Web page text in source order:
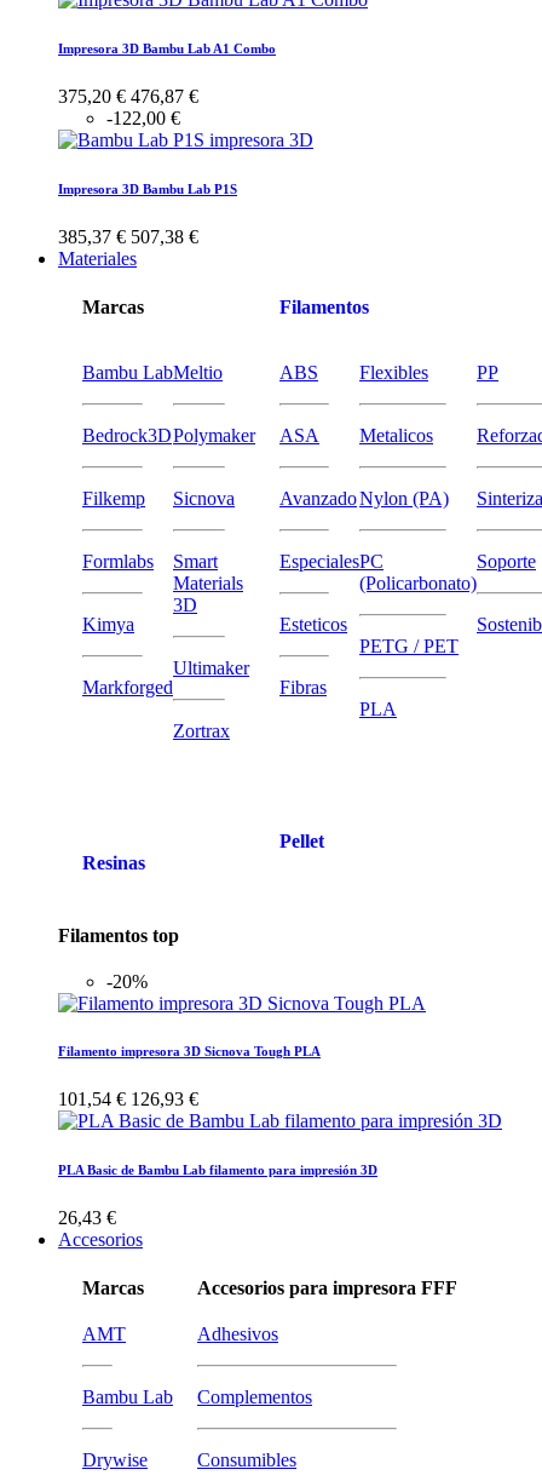
Impresora 3D Bambu Lab A1 Combo
375,20 € 476,87 €
-122,00 €
Impresora 3D Bambu Lab P1S
385,37 € 507,38 €
Materiales
Marcas
Bambu Lab
Bedrock3D
Filkemp
Formlabs
Kimya
Markforged
Meltio
Polymaker
Sicnova
Smart
Materials
3D
Ultimaker
Zortrax
Resinas
Filamentos
ABS
ASA
Avanzado
Especiales
Esteticos
Fibras
Flexibles
Metalicos
Nylon (PA)
PC
(Policarbonato)
PETG / PET
PLA
PP
Soporte
Pellet
Filamentos top
-20%
Filamento impresora 3D Sicnova Tough PLA
101,54 € 126,93 €
PLA Basic de Bambu Lab filamento para impresión 3D
26,43 €
Accesorios
Marcas
AMT
Bambu Lab
Drywise
Accesorios para impresora FFF
Adhesivos
Complementos
Consumibles